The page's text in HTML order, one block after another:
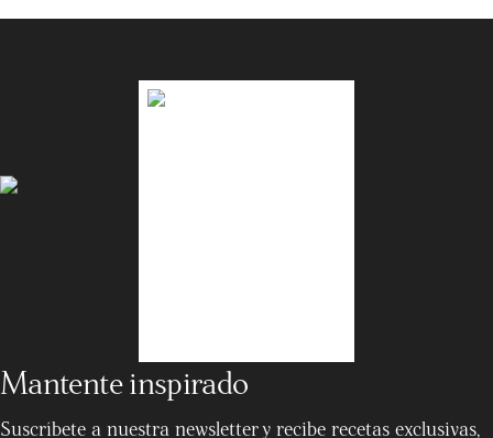
Mantente inspirado
Suscríbete a nuestra newsletter y recibe recetas exclusivas,